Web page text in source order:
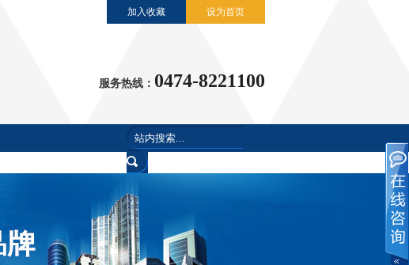
加入收藏 设为首页
服务热线： 0474-8221100